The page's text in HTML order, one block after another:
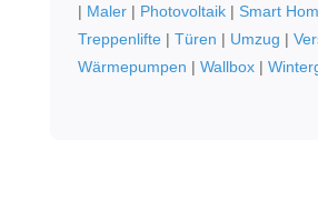
| Maler| Photovoltaik| Smart
Treppenlifte| Türen | Umzug |
Wärmepumpen | Wallbox|